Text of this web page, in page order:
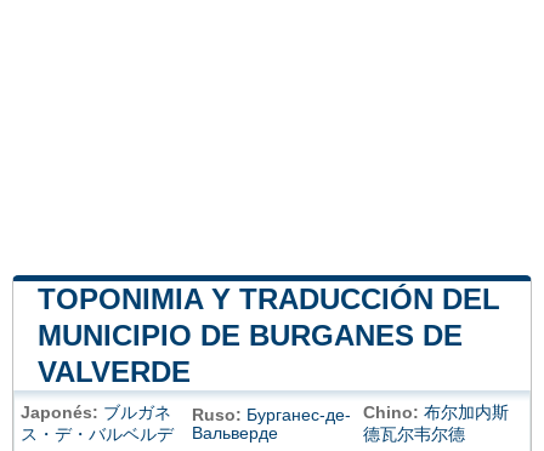
TOPONIMIA Y TRADUCCIÓN DEL
MUNICIPIO DE BURGANES DE
VALVERDE
Japonés: ブルガネ
ス・デ・バルベルデ
Ruso: Бурганес-де-
Вальверде
Chino: 布尔加内斯
德瓦尔韦尔德